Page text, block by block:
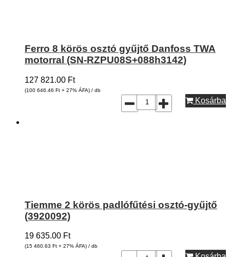
Ferro 8 körös osztó gyűjtő Danfoss TWA
motorral (SN-RZPU08S+088h3142)
127 821.00 Ft
(100 646.46 Ft + 27% ÁFA) / db
Kosárba
Tiemme 2 körös padlófűtési osztó-gyűjtő
(3920092)
19 635.00 Ft
(15 460.63 Ft + 27% ÁFA) / db